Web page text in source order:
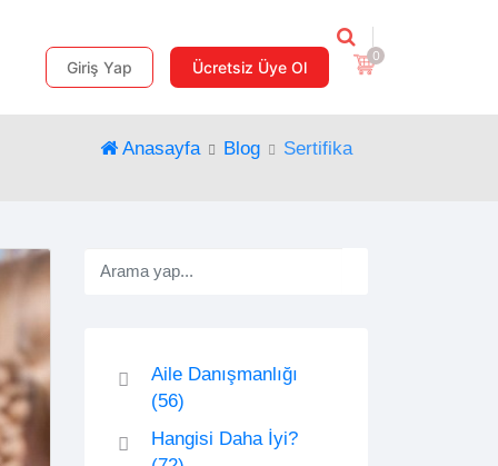
Giriş Yap Ücretsiz Üye Ol
0
Anasayfa Blog Sertifika
Aile Danışmanlığı
(56)
Hangisi Daha İyi?